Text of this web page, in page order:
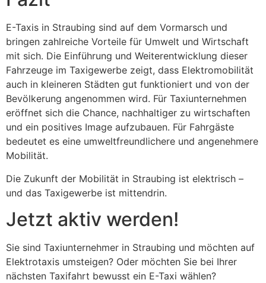
E-Taxis in Straubing sind auf dem Vormarsch und
bringen zahlreiche Vorteile für Umwelt und Wirtschaft
mit sich. Die Einführung und Weiterentwicklung dieser
Fahrzeuge im Taxigewerbe zeigt, dass Elektromobilität
auch in kleineren Städten gut funktioniert und von der
Bevölkerung angenommen wird. Für Taxiunternehmen
eröffnet sich die Chance, nachhaltiger zu wirtschaften
und ein positives Image aufzubauen. Für Fahrgäste
bedeutet es eine umweltfreundlichere und angenehmere
Mobilität.
Die Zukunft der Mobilität in Straubing ist elektrisch –
und das Taxigewerbe ist mittendrin.
Jetzt aktiv werden!
Sie sind Taxiunternehmer in Straubing und möchten auf
Elektrotaxis umsteigen? Oder möchten Sie bei Ihrer
nächsten Taxifahrt bewusst ein E-Taxi wählen?